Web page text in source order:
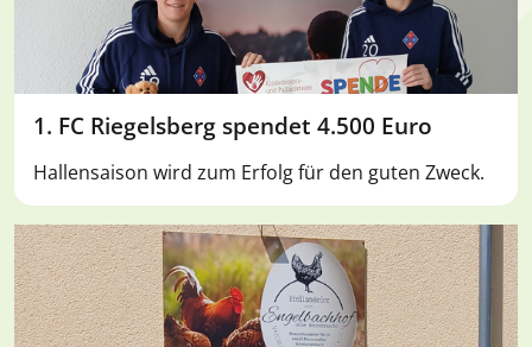
1. FC Riegelsberg spendet 4.500 Euro
Hallensaison wird zum Erfolg für den guten Zweck.